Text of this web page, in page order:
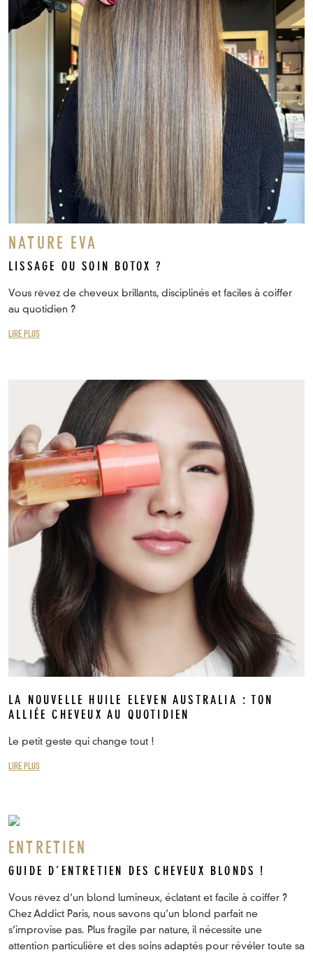
NATURE EVA
LISSAGE OU SOIN BOTOX ?
Vous rêvez de cheveux brillants, disciplinés et faciles à coiffer
au quotidien ?
LIRE PLUS
LA NOUVELLE HUILE ELEVEN AUSTRALIA : TON
ALLIÉE CHEVEUX AU QUOTIDIEN
Le petit geste qui change tout !
LIRE PLUS
ENTRETIEN
GUIDE D’ENTRETIEN DES CHEVEUX BLONDS !
Vous rêvez d’un blond lumineux, éclatant et facile à coiffer ?
Chez Addict Paris, nous savons qu’un blond parfait ne
s’improvise pas. Plus fragile par nature, il nécessite une
attention particulière et des soins adaptés pour révéler toute sa